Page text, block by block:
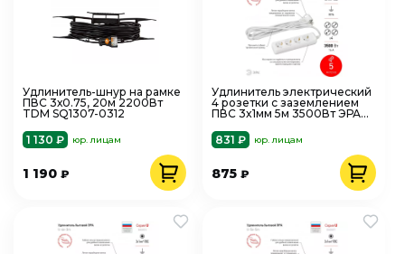
Удлинитель-шнур на рамке
ПВС 3х0.75, 20м 2200Вт
TDM SQ1307-0312
1 130 ₽
юр. лицам
1 190 ₽
Удлинитель электрический
4 розетки с заземлением
ПВС 3x1мм 5м 3500Вт ЭРА
831 ₽
юр. лицам
875₽